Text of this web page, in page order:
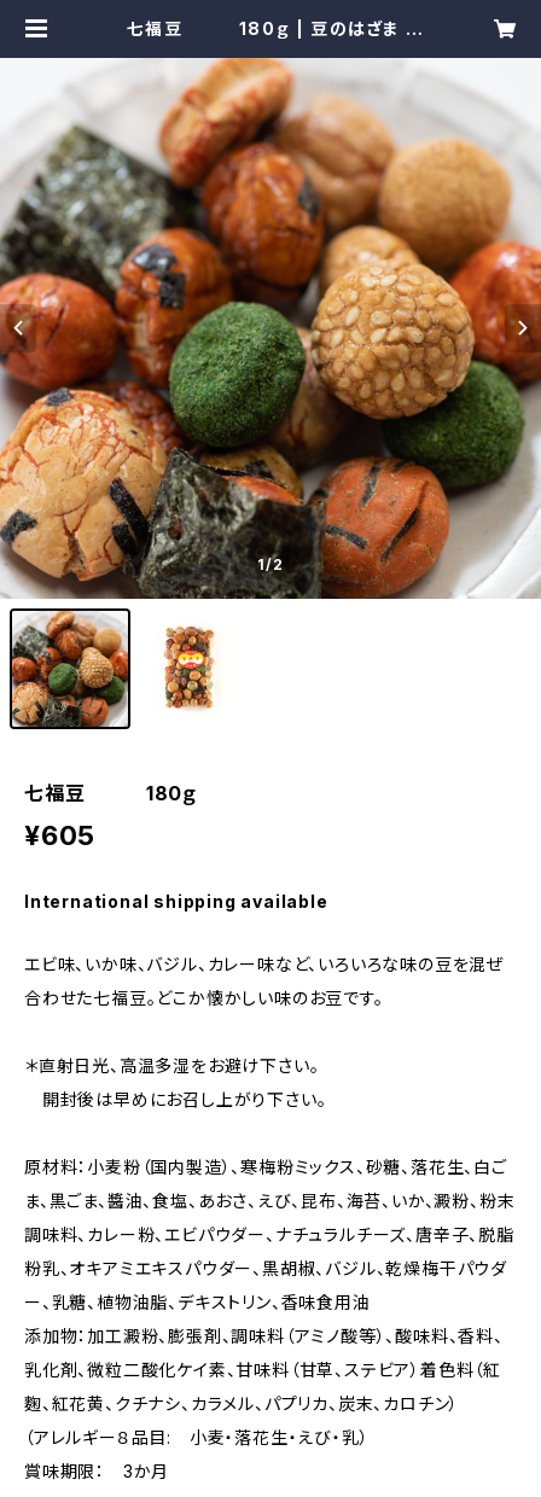
七福豆 180ｇ | 豆のはざま |
1/2
七福豆 180ｇ
¥605
International shipping available
エビ味、いか味、バジル、カレー味など、いろいろな味の豆を混ぜ
合わせた七福豆。どこか懐かしい味のお豆です。
＊直射日光、高温多湿をお避け下さい。
開封後は早めにお召し上がり下さい。
原材料：小麦粉（国内製造）、寒梅粉ミックス、砂糖、落花生、白ご
ま、黒ごま、醬油、食塩、あおさ、えび、昆布、海苔、いか、澱粉、粉末
調味料、カレー粉、エビパウダー、ナチュラルチーズ、唐辛子、脱脂
粉乳、オキアミエキスパウダー、黒胡椒、バジル、乾燥梅干パウダ
ー、乳糖、植物油脂、デキストリン、香味食用油
添加物：加工澱粉、膨張剤、調味料（アミノ酸等）、酸味料、香料、
乳化剤、微粒二酸化ケイ素、甘味料（甘草、ステビア）着色料（紅
麴、紅花黄、クチナシ、カラメル、パプリカ、炭末、カロチン）
（アレルギー８品目: 小麦・落花生・えび・乳）
賞味期限： 3か月